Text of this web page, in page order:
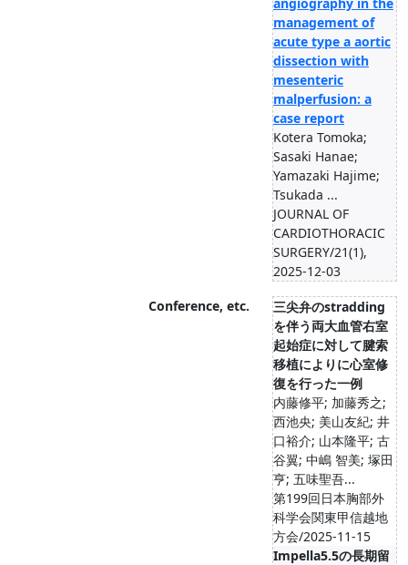
management of
acute type a aortic
dissection with
mesenteric
malperfusion: a
case report
Kotera Tomoka;
Sasaki Hanae;
Yamazaki Hajime;
Tsukada ...
JOURNAL OF
CARDIOTHORACIC
SURGERY/21(1),
2025-12-03
Conference, etc.
三尖弁のstradding
を伴う両大血管右室
起始症に対して腱索
移植によりに心室修
復を行った一例
内藤修平; 加藤秀之;
西池央; 美山友紀; 井
口裕介; 山本隆平; 古
谷翼; 中嶋 智美; 塚田
亨; 五味聖吾...
第199回日本胸部外
科学会関東甲信越地
方会/2025-11-15
Impella5.5の長期留